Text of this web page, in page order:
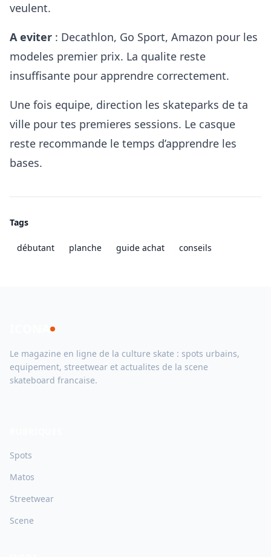
veulent.
A eviter : Decathlon, Go Sport, Amazon pour les
modeles premier prix. La qualite reste
insuffisante pour apprendre correctement.
Une fois equipe, direction les skateparks de ta
ville pour tes premieres sessions. Le casque
reste recommande le temps d’apprendre les
bases.
Tags
débutant planche guide achat conseils
Le magazine en ligne de la culture skate : spots urbains,
equipement, streetwear et actualites de la scene
skateboard francaise.
Spots
Matos
Streetwear
Scene